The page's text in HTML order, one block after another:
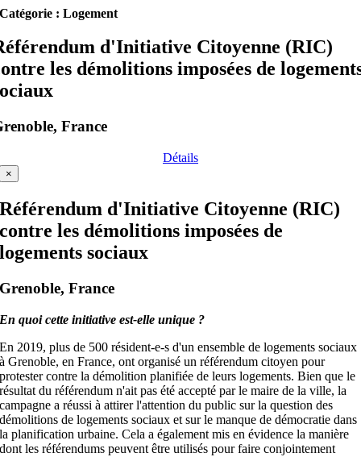
Catégorie : Logement
d'Initiative Citoyenne (RIC)
les démolitions imposées de
France
Détails
×
Référendum d'Initiative Citoyenne (RIC)
contre les démolitions imposées de
logements sociaux
Grenoble, France
En quoi cette initiative est-elle unique ?
En 2019, plus de 500 résident-e-s d'un ensemble de logements sociaux
à Grenoble, en France, ont organisé un référendum citoyen pour
protester contre la démolition planifiée de leurs logements. Bien que le
résultat du référendum n'ait pas été accepté par le maire de la ville, la
campagne a réussi à attirer l'attention du public sur la question des
démolitions de logements sociaux et sur le manque de démocratie dans
la planification urbaine. Cela a également mis en évidence la manière
dont les référendums peuvent être utilisés pour faire conjointement